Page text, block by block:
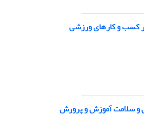
کسب و کارهای ورزشی
و سلامت آموزش ‌و پرورش